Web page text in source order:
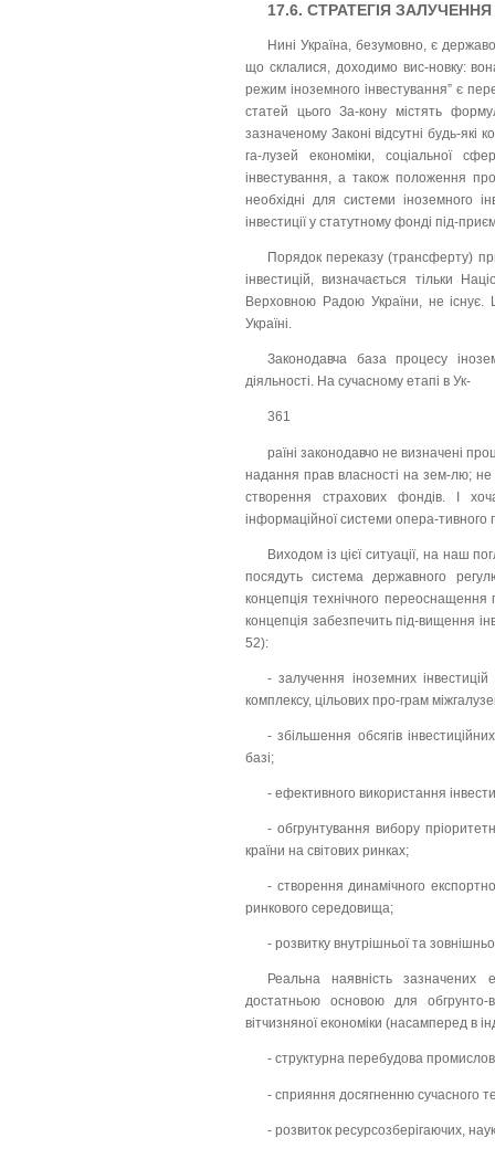
17.6. СТРАТЕГІЯ
Нині Україна, безумовно, є
що склалися, доходимо вис-новку:
режим іноземного інвестування” є
статей цього За-кону містять
зазначеному Законі відсутні будь-
га-лузей економіки, соціальної
інвестування, а також положення про
необхідні для системи іноземного
інвестиції у статутному фонді під-
Порядок переказу (трансферту)
інвестицій, визначається тільки
Верховною Радою України, не існує.
Україні.
Законодавча база процесу
діяльності. На сучасному етапі в Ук-
361
раїні законодавчо не визначені
надання прав власності на зем-лю; не
створення страхових фондів. І
інформаційної системи опера-тивного
Виходом із цієї ситуації, на наш
посядуть система державного
концепція технічного переоснащення
концепція забезпечить під-вищення
52):
- залучення іноземних
комплексу, цільових про-грам
- збільшення обсягів
базі;
- ефективного використання
- обгрунтування вибору
країни на світових ринках;
- створення динамічного
ринкового середовища;
- розвитку внутрішньої та
Реальна наявність зазначених
достатньою основою для обгрунто-
вітчизняної економіки (насамперед в
- структурна перебудова
- сприяння досягненню сучасного
- розвиток ресурсозберігаючих,